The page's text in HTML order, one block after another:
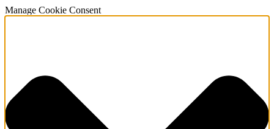
Manage Cookie Consent